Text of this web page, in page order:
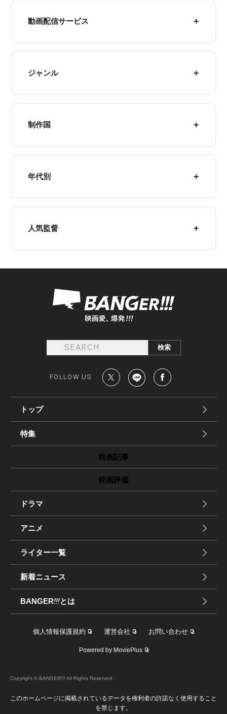
動画配信サービス
ジャンル
制作国
年代別
人気監督
FOLLOW US
トップ
特集
映画記事
映画評価
ドラマ
アニメ
ライター一覧
新着ニュース
BANGER!!!とは
個人情報保護規約 運営会社 お問い合わせ
Powered by MoviePlus
Copyright © BANGER!!! All Rights Reserved.
このホームページに掲載されているデータを権利者の許諾なく使用すること
を禁じます。